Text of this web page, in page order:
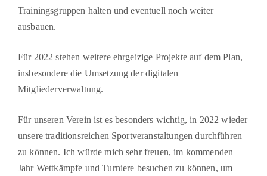
Trainingsgruppen halten und eventuell noch weiter
ausbauen.
Für 2022 stehen weitere ehrgeizige Projekte auf dem Plan,
insbesondere die Umsetzung der digitalen
Mitgliederverwaltung.
Für unseren Verein ist es besonders wichtig, in 2022 wieder
unsere traditionsreichen Sport­veranstaltungen durchführen
zu können. Ich würde mich sehr freuen, im kommenden
Jahr Wettkämpfe und Turniere besuchen zu können, um